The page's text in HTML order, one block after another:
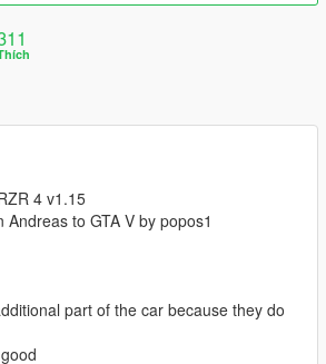
4 v1.15
Andreas to GTA V by popos1
part of the car because they do